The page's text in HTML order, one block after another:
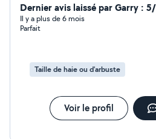
Saône et ses alentours.
de haies, l'élagage et l'abattage
avec rigueur, sécurité et respect
chaque type de végétation et à
ce soit pour entretenir votre
bénéficiez d'un savoir-faire
professionnel et d'un travail
Dernier avis laissé par Garry :
Il y a plus de 6 mois
Parfait
Taille de haie ou d'arbuste
Voir le profil